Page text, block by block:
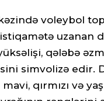
voleybol
istiqamətə uzanan
qələbə
simvolizə edir.
qırmızı və